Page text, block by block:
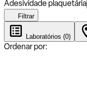
Adesividade plaquetária
Filtrar
Laboratórios (0)
Ordenar por: